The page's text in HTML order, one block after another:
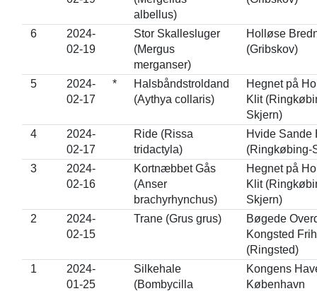
albellus)
6
2024-
02-19
Stor Skallesluger
(Mergus
merganser)
Holløse
(Gribskov)
5
2024-
02-17
*
Halsbåndstroldand
(Aythya collaris)
Hegnet på
Klit
Skjern)
4
2024-
02-17
Ride (Rissa
tridactyla)
Hvide Sande
(Ringkøbing-
3
2024-
02-16
Kortnæbbet Gås
(Anser
brachyrhynchus)
Hegnet på
Klit
Skjern)
2
2024-
02-15
Trane (Grus grus)
Bøgede
Kongsted
(Ringsted)
1
2024-
01-25
Silkehale
(Bombycilla
Kongens
København